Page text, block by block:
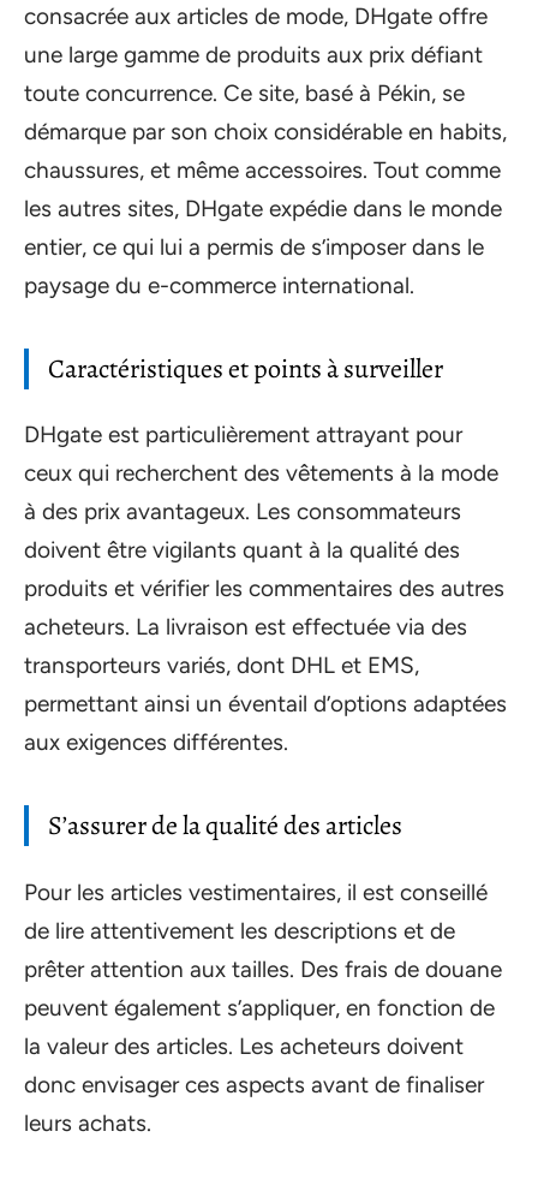
consacrée aux articles de mode, DHgate offre
une large gamme de produits aux prix défiant
toute concurrence. Ce site, basé à Pékin, se
démarque par son choix considérable en habits,
chaussures, et même accessoires. Tout comme
les autres sites, DHgate expédie dans le monde
entier, ce qui lui a permis de s’imposer dans le
paysage du e-commerce international.
Caractéristiques et points à surveiller
DHgate est particulièrement attrayant pour
ceux qui recherchent des vêtements à la mode
à des prix avantageux. Les consommateurs
doivent être vigilants quant à la qualité des
produits et vérifier les commentaires des autres
acheteurs. La livraison est effectuée via des
transporteurs variés, dont DHL et EMS,
permettant ainsi un éventail d’options adaptées
aux exigences différentes.
S’assurer de la qualité des articles
Pour les articles vestimentaires, il est conseillé
de lire attentivement les descriptions et de
prêter attention aux tailles. Des frais de douane
peuvent également s’appliquer, en fonction de
la valeur des articles. Les acheteurs doivent
donc envisager ces aspects avant de finaliser
leurs achats.